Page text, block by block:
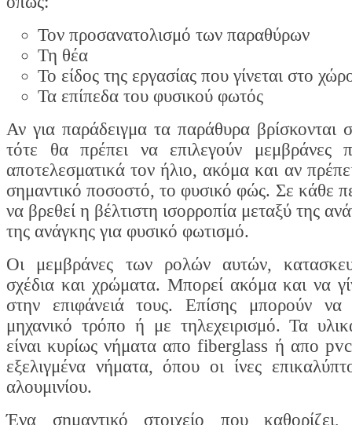
Τον προσανατολισμό των παραθύρων
Τη θέα
Το είδος της εργασίας που γίνεται στο
Τα επίπεδα του φυσικού φωτός
Αν για παράδειγμα τα παράθυρα βρίσκονται
τότε θα πρέπει να επιλεγούν μεμβράνες
αποτελεσματικά τον ήλιο, ακόμα και αν
σημαντικό ποσοστό, το φυσικό φώς. Σε κάθε
να βρεθεί η βέλτιστη ισορροπία μεταξύ της
της ανάγκης για φυσικό φωτισμό.
Οι μεμβράνες των ρολών αυτών,
σχέδια και χρώματα. Μπορεί ακόμα και να
στην επιφάνειά τους. Επίσης μπορούν να
μηχανικό τρόπο ή με τηλεχειρισμό. Τα
είναι κυρίως νήματα απο fiberglass ή απο
εξελιγμένα νήματα, όπου οι ίνες
αλουμινίου.
Ένα σημαντικό στοιχείο που καθορίζει,